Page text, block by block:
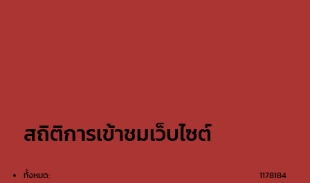
สถิติการเข้าชมเว็บไซต์
1178184
ทั้งหมด: